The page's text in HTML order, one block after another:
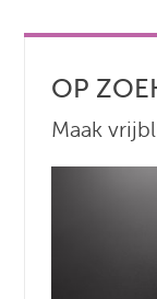
OP
Maak